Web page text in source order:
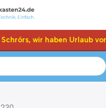
wir haben Urlaub